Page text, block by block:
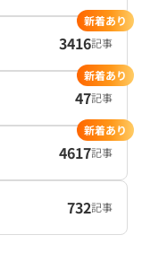
3416記事
新着あり
47記事
新着あり
4617記事
新着あり
732記事